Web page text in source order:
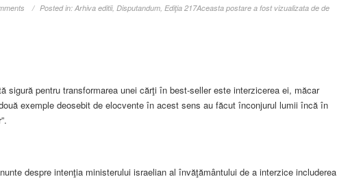
Posted in:Arhiva editii,Disputandum,Ediţia 217Aceasta postare a fost vizualizata de de
sigură pentru transformarea unei cărţi în best-seller este interzicerea ei, măcar
exemple deosebit de elocvente în acest sens au făcut înconjurul lumii încă în
despre intenţia ministerului israelian al învăţământului de a interzice includerea